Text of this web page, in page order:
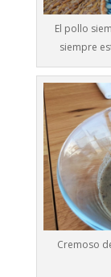
El pollo
siempre
Cremoso